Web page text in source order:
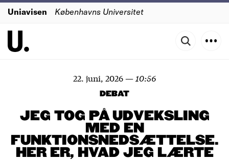
Uniavisen Københavns Universitet
22. juni, 2026— 10:56
DEBAT
JEG TOG PÅ UDVEKSLING
MED EN
FUNKTIONSNEDSÆTTELSE.
HER ER, HVAD JEG LÆRTE